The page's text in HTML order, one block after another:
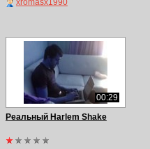
xromasx1990
00:29
Реальный Harlem Shake